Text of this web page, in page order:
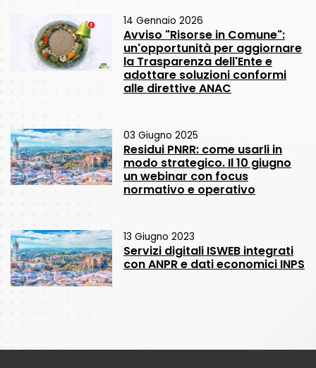
14 Gennaio 2026
Avviso "Risorse in Comune":
un'opportunità per aggiornare
la Trasparenza dell'Ente e
adottare soluzioni conformi
alle direttive ANAC
03 Giugno 2025
Residui PNRR: come usarli in
modo strategico. Il 10 giugno
un webinar con focus
normativo e operativo
13 Giugno 2023
Servizi digitali ISWEB integrati
con ANPR e dati economici INPS